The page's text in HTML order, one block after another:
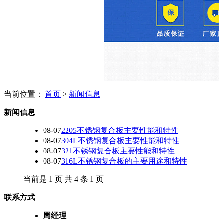
当前位置： 首页 > 新闻信息
新闻信息
08-072205不锈钢复合板主要性能和特性
08-07304L不锈钢复合板主要性能和特性
08-07321不锈钢复合板主要性能和特性
08-07316L不锈钢复合板的主要用途和特性
当前是 1 页 共 4 条 1 页
联系方式
周经理